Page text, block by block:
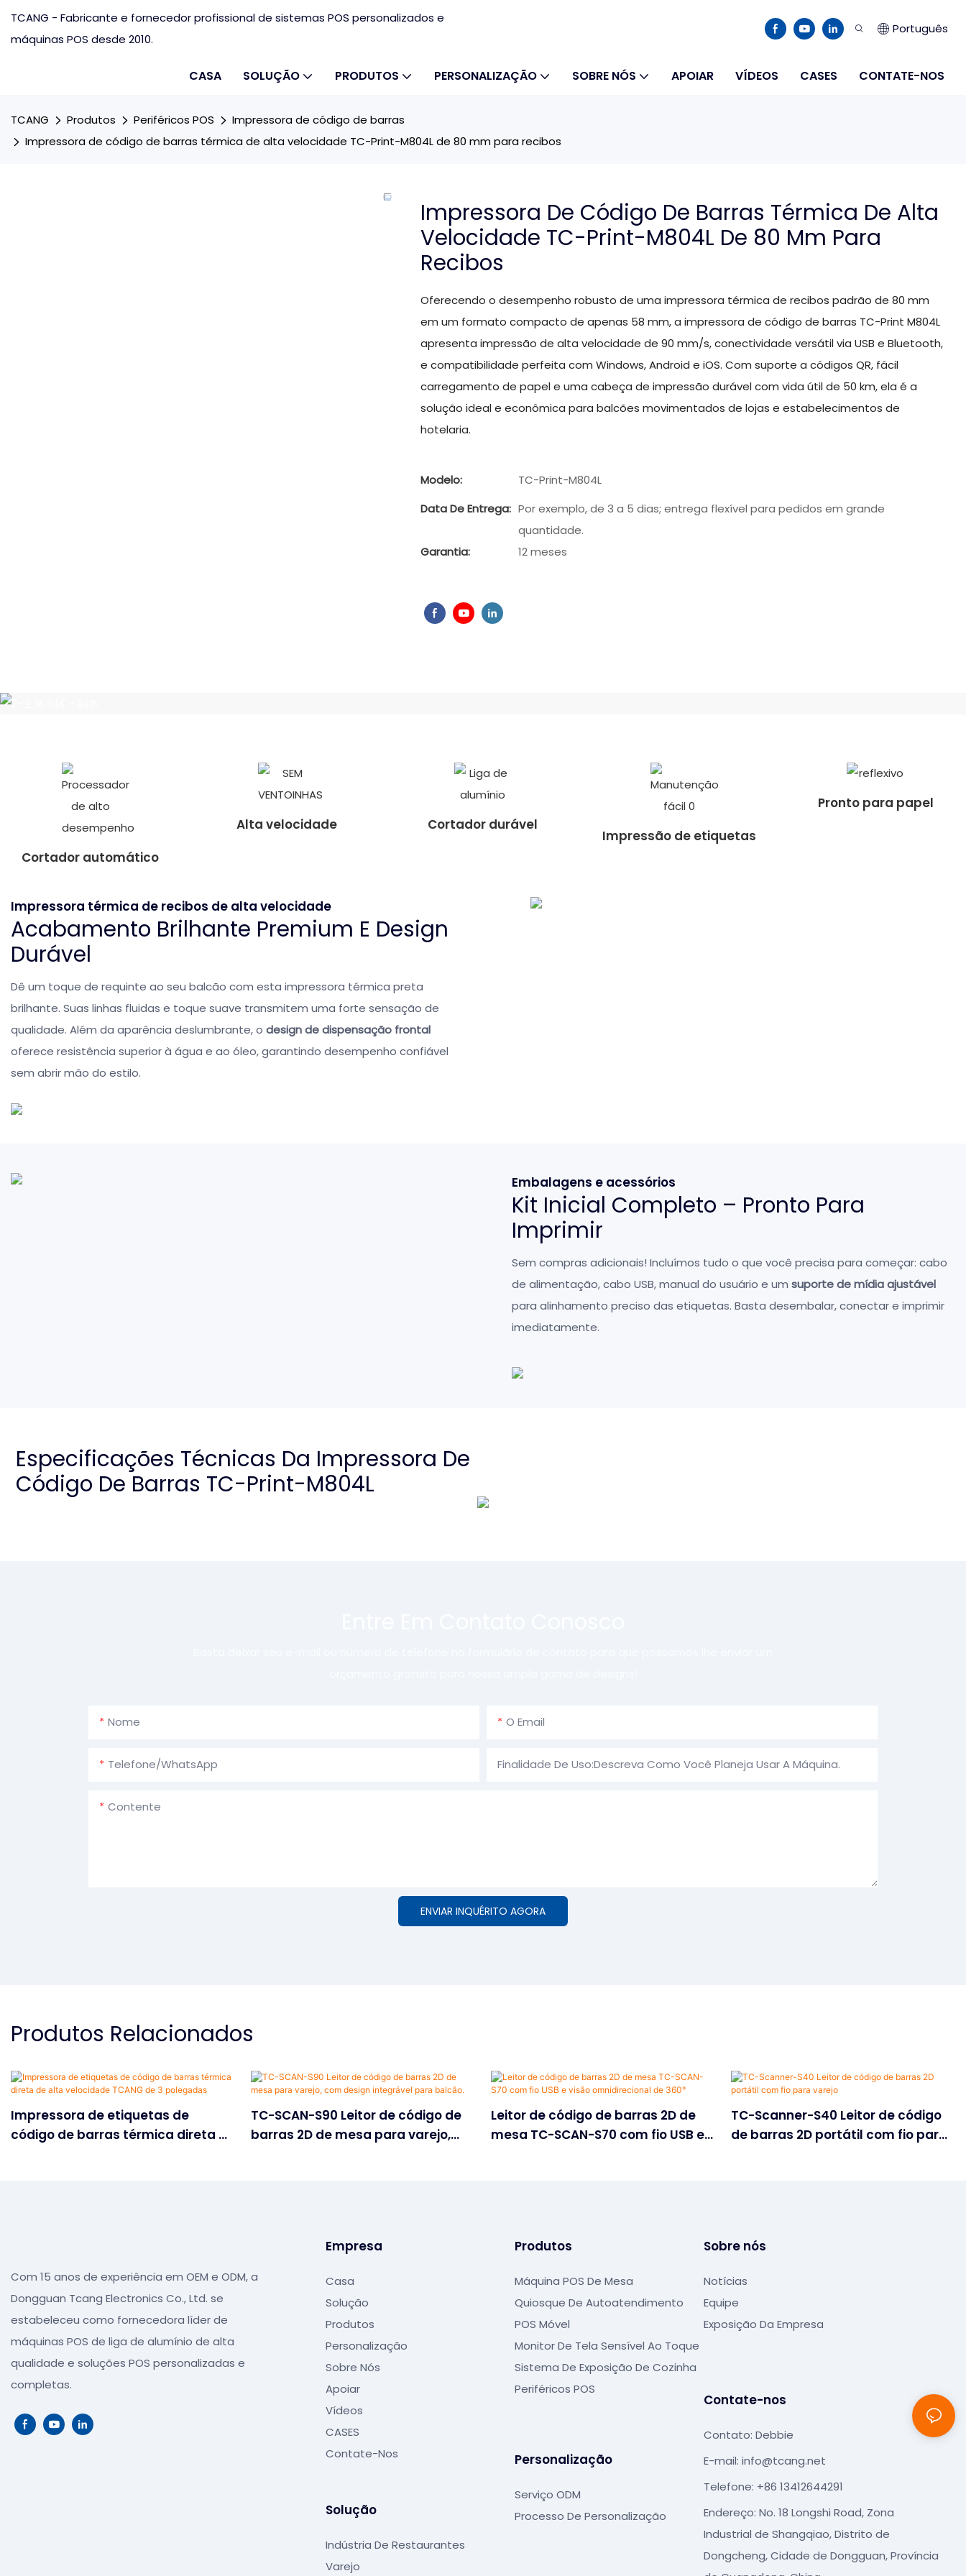
TCANG - Fabricante e fornecedor profissional de sistemas POS personalizados e
máquinas POS desde 2010.
Português
CASA SOLUÇÃO PRODUTOS PERSONALIZAÇÃO SOBRE NÓS APOIAR VÍDEOS CASES CONTATE-NOS
TCANG Produtos Periféricos POS
Impressora de código de barras
Impressora de código de barras térmica de alta velocidade TC-Print-M804L de 80 mm para recibos
Impressora De Código De Barras Térmica De Alta
Velocidade TC-Print-M804L De 80 Mm Para
Recibos
Oferecendo o desempenho robusto de uma impressora térmica de recibos padrão de 80 mm
em um formato compacto de apenas 58 mm, a impressora de código de barras TC-Print M804L
apresenta impressão de alta velocidade de 90 mm/s, conectividade versátil via USB e Bluetooth,
e compatibilidade perfeita com Windows, Android e iOS. Com suporte a códigos QR, fácil
carregamento de papel e uma cabeça de impressão durável com vida útil de 50 km, ela é a
solução ideal e econômica para balcões movimentados de lojas e estabelecimentos de
hotelaria.
Modelo:
TC-Print-M804L
Data De Entrega: Por exemplo, de 3 a 5 dias; entrega flexível para pedidos em grande
quantidade.
Garantia:
12 meses
Cortador automático
Alta velocidade Cortador durável
Impressão de etiquetas
Pronto para papel
Impressora térmica de recibos de alta velocidade
Acabamento Brilhante Premium E Design
Durável
Dê um toque de requinte ao seu balcão com esta impressora térmica preta
brilhante. Suas linhas fluidas e toque suave transmitem uma forte sensação de
qualidade. Além da aparência deslumbrante, o design de dispensação frontal
oferece resistência superior à água e ao óleo, garantindo desempenho confiável
sem abrir mão do estilo.
Embalagens e acessórios
Kit Inicial Completo – Pronto Para
Imprimir
Sem compras adicionais! Incluímos tudo o que você precisa para começar: cabo
de alimentação, cabo USB, manual do usuário e umsuporte de mídia ajustável
para alinhamento preciso das etiquetas. Basta desembalar, conectar e imprimir
imediatamente.
Especificações Técnicas Da Impressora De
Código De Barras TC-Print-M804L
Nome O Email
Telefone/WhatsApp Finalidade De Uso:Descreva Como Você Planeja Usar A Máquina.
Contente
ENVIAR INQUÉRITO AGORA
Produtos Relacionados
Impressora de etiquetas de
código de barras térmica direta de
TC-SCAN-S90 Leitor de código de
barras 2D de mesa para varejo,
Leitor de código de barras 2D de
mesa TC-SCAN-S70 com fio USB e
TC-Scanner-S40 Leitor de código
de barras 2D portátil com fio para
Com 15 anos de experiência em OEM e ODM, a
Dongguan Tcang Electronics Co., Ltd. se
estabeleceu como fornecedora líder de
máquinas POS de liga de alumínio de alta
qualidade e soluções POS personalizadas e
completas.
Empresa
Casa
Solução
Produtos
Personalização
Sobre Nós
Apoiar
Vídeos
CASES
Contate-Nos
Solução
Indústria De Restaurantes
Varejo
Produtos
Máquina POS De Mesa
Quiosque De Autoatendimento
POS Móvel
Monitor De Tela Sensível Ao Toque
Sistema De Exposição De Cozinha
Periféricos POS
Personalização
Serviço ODM
Processo De Personalização
Sobre nós
Notícias
Equipe
Exposição Da Empresa
Contate-nos
Contato: Debbie
E-mail: info@tcang.net
Telefone: +86 13412644291
Endereço: No. 18 Longshi Road, Zona
Industrial de Shangqiao, Distrito de
Dongcheng, Cidade de Dongguan, Província